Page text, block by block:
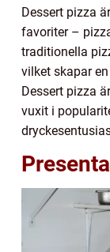
Dessert pizza
favoriter –
traditionella
vilket skapar
Dessert pizza
vuxit i